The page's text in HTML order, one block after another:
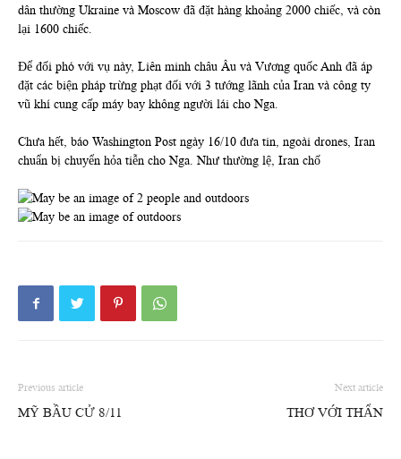
dân thường Ukraine và Moscow đã đặt hàng khoảng 2000 chiếc, và còn
lại 1600 chiếc.
Để đối phó với vụ này, Liên minh châu Âu và Vương quốc Anh đã áp
đặt các biện pháp trừng phạt đối với 3 tướng lãnh của Iran và công ty
vũ khí cung cấp máy bay không người lái cho Nga.
Chưa hết, báo Washington Post ngày 16/10 đưa tin, ngoài drones, Iran
chuẩn bị chuyển hỏa tiễn cho Nga. Như thường lệ, Iran chố
Previous article
MỸ BẦU CỬ 8/11
Next article
THƠ VỚI THẨN